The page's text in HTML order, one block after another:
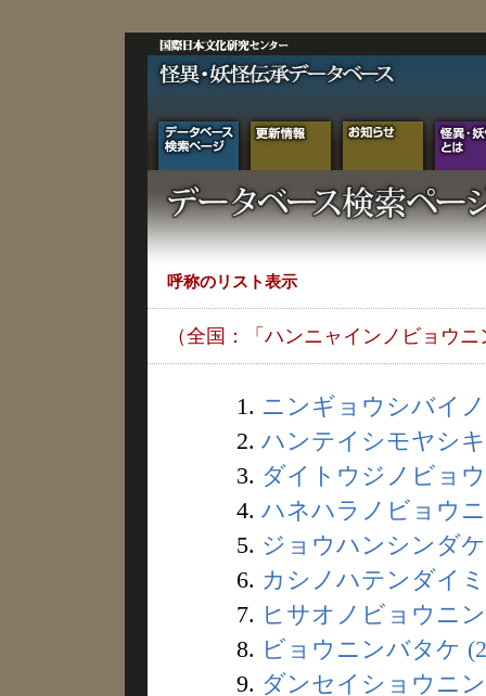
呼称のリスト表示
（全国：「ハンニャインノビョウ
1. ニンギョウシバイ
2. ハンテイシモヤシ
3. ダイトウジノビョ
4. ハネハラノビョウ
5. ジョウハンシンダ
6. カシノハテンダイ
7. ヒサオノビョウニ
8. ビョウニンバタケ
9. ダンセイショウニ